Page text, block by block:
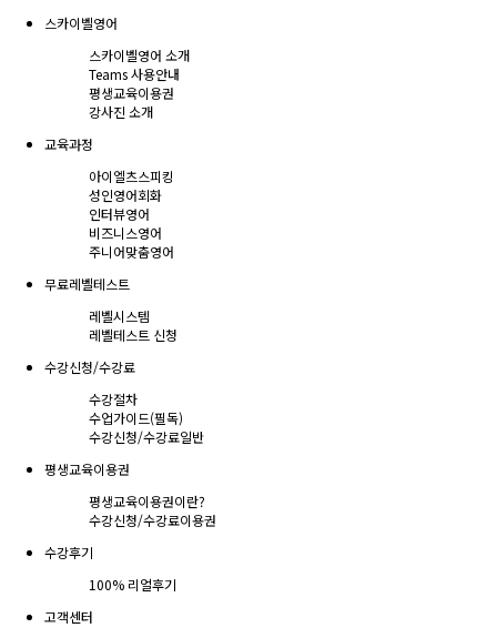
스카이벨영어
스카이벨영어 소개
Teams 사용안내
평생교육이용권
강사진 소개
교육과정
아이엘츠스피킹
성인영어회화
인터뷰영어
비즈니스영어
주니어맞춤영어
무료레벨테스트
레벨시스템
레벨테스트 신청
수강신청/수강료
수강절차
수업가이드(필독)
수강신청/수강료일반
평생교육이용권
평생교육이용권이란?
수강신청/수강료이용권
수강후기
100% 리얼후기
고객센터